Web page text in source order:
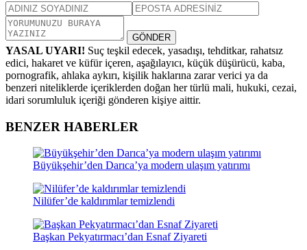
GÖNDER
YASAL UYARI! Suç teşkil edecek, yasadışı, tehditkar, rahatsız
edici, hakaret ve küfür içeren, aşağılayıcı, küçük düşürücü, kaba,
pornografik, ahlaka aykırı, kişilik haklarına zarar verici ya da
benzeri niteliklerde içeriklerden doğan her türlü mali, hukuki, cezai,
idari sorumluluk içeriği gönderen kişiye aittir.
BENZER HABERLER
Büyükşehir’den Darıca’ya modern ulaşım yatırımı
Nilüfer’de kaldırımlar temizlendi
Başkan Pekyatırmacı’dan Esnaf Ziyareti